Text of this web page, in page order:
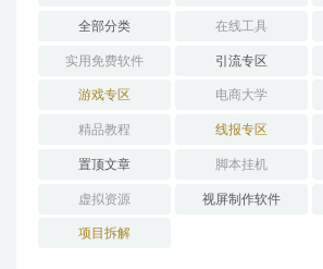
全部分类 在线工具
实用免费软件 引流专区
游戏专区 电商大学
精品教程 线报专区
置顶文章 脚本挂机
虚拟资源 视屏制作软件
项目拆解